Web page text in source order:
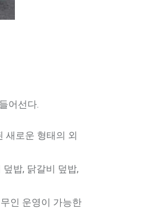
어선다.
새로운 형태의 외
밥, 닭갈비 덮밥,
인 운영이 가능한